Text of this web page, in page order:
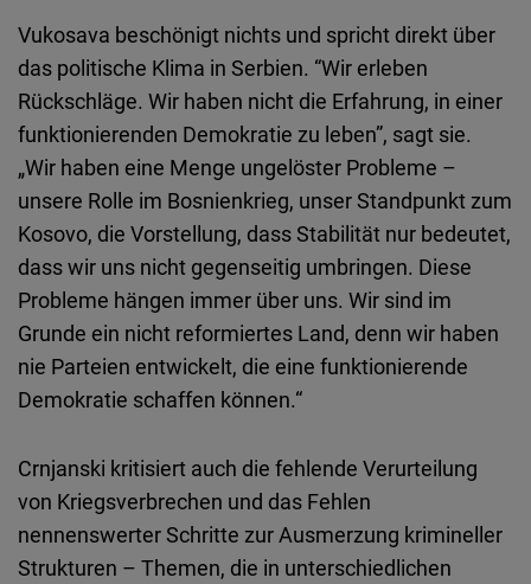
Vukosava beschönigt nichts und spricht direkt über
das politische Klima in Serbien. “Wir erleben
Rückschläge. Wir haben nicht die Erfahrung, in einer
funktionierenden Demokratie zu leben”, sagt sie.
„Wir haben eine Menge ungelöster Probleme –
unsere Rolle im Bosnienkrieg, unser Standpunkt zum
Kosovo, die Vorstellung, dass Stabilität nur bedeutet,
dass wir uns nicht gegenseitig umbringen. Diese
Probleme hängen immer über uns. Wir sind im
Grunde ein nicht reformiertes Land, denn wir haben
nie Parteien entwickelt, die eine funktionierende
Demokratie schaffen können.“
Crnjanski kritisiert auch die fehlende Verurteilung
von Kriegsverbrechen und das Fehlen
nennenswerter Schritte zur Ausmerzung krimineller
Strukturen – Themen, die in unterschiedlichen